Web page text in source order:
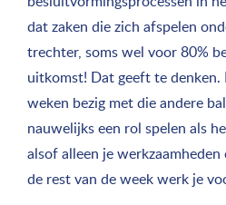
dat zaken die zich afspelen
trechter, soms wel voor 80%
uitkomst! Dat geeft te denken.
weken bezig met die andere
nauwelijks een rol spelen als
alsof alleen je
de rest van de week werk je